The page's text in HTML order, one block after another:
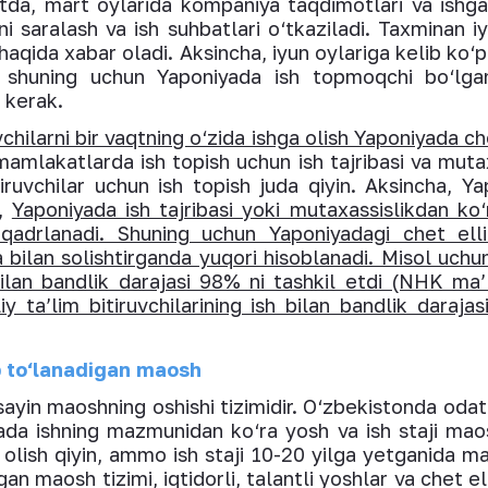
saralash va ish suhbatlari o‘tkaziladi. Taxminan
xabar oladi. Aksincha, iyun oylariga kelib
uchun Yaponiyada ish topmoqchi
bir vaqtning o‘zida ishga olish Yaponiyada
ish topish uchun ish tajribasi va
uchun ish topish juda qiyin. Aksincha,
Yaponiyada ish tajribasi yoki mutaxassislikdan
Shuning uchun Yaponiyadagi chet
bilan solishtirganda yuqori hisoblanadi. Misol
bandlik darajasi 98% ni tashkil etdi (NHK
ta’lim bitiruvchilarining ish bilan bandlik
maosh
maoshning oshishi tizimidir. O‘zbekistonda
ishning mazmunidan ko‘ra yosh va ish staji
qiyin, ammo ish staji 10-20 yilga yetganida
maosh tizimi, iqtidorli, talantli yoshlar va chet